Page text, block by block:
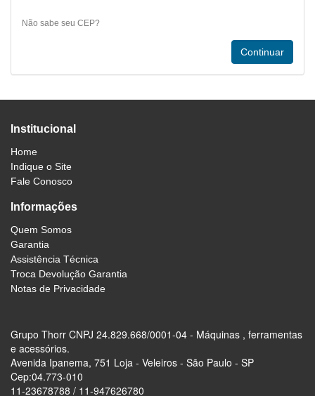
Não sabe seu CEP?
Institucional
Home
Indique o Site
Fale Conosco
Informações
Quem Somos
Garantia
Assistência Técnica
Troca Devolução Garantia
Notas de Privacidade
Grupo Thorr CNPJ 24.829.668/0001-04 - Máquinas , ferramentas
e acessórios.
Avenida Ipanema, 751 Loja - Veleiros - São Paulo - SP
Cep:04.773-010
11-23678788 / 11-947626780